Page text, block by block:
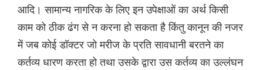
आदि। सामान्य नागरिक के लिए इन उपेक्षाओं का अर्थ किसी
काम को ठीक ढंग से न करना हो सकता है किंतु कानून की नजर
में जब कोई डॉक्टर जो मरीज के प्रति सावधानी बरतने का
कर्तव्य धारण करता हो तथा उसके द्वारा उस कर्तव्य का उल्लंघन